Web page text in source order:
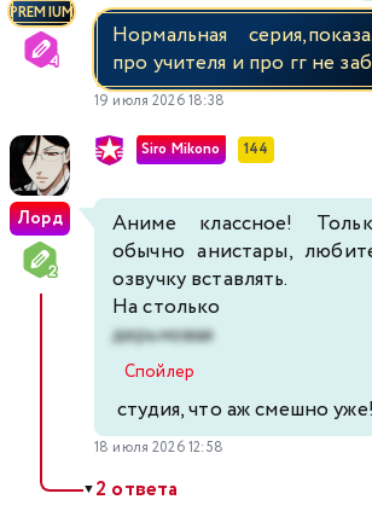
PREMIUM
Нормальная
про учителя и про гг не
19 июля 2026 18:38
Лорд
Siro Mikono 144
Аниме классное!
обычно анистары,
озвучку вставлять.
На столько
дерьмовая
Спойлер
студия, что аж смешно уже!
18 июля 2026 12:58
▼2 ответа